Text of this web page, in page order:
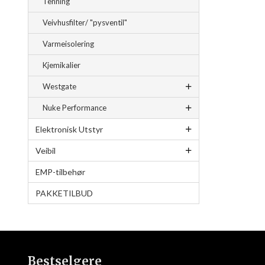
Veivhusfilter/ "pysventil"
Varmeisolering
Kjemikalier
Westgate
Nuke Performance
Elektronisk Utstyr
Veibil
EMP-tilbehør
PAKKETILBUD
Bestselgere